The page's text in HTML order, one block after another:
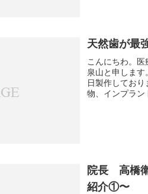
天然歯が最
こんにちわ。
泉山と申しま
日製作してお
物、インプラン
院長 高橋
紹介①〜